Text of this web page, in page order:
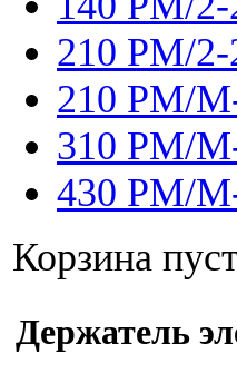
210 PM/
210 PM/
310 PM/
430 PM/
Корзина
Держатель